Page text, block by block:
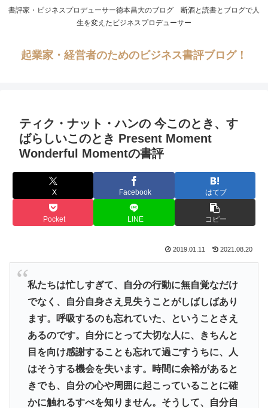
書評家・ビジネスプロデューサー徳本昌大のブログ 断酒と読書とブログで人
生を変えたビジネスプロデューサー
起業家・経営者のためのビジネス書評ブログ！
ティク・ナット・ハンの 今このとき、す
ばらしいこのとき Present Moment
Wonderful Momentの書評
X Facebook はてブ
Pocket LINE コピー
2019.01.11 2021.08.20
私たちは忙しすぎて、自分の行動に無自覚なだけ
でなく、自分自身さえ見失うことがしばしばあり
ます。呼吸するのも忘れていた、ということさえ
あるのです。自分にとって大切な人に、きちんと
目を向け感謝することも忘れて過ごすうちに、人
はそうする機会を失います。時間に余裕があると
きでも、自分の心や周囲に起こっていることに確
かに触れるすべを知りません。そうして、自分自